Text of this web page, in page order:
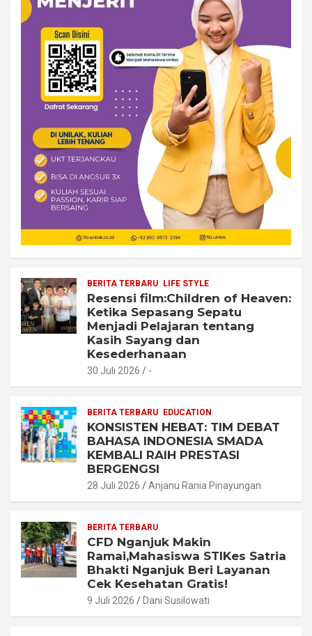
BERITA TERBARU LIFE STYLE
Resensi film:Children of Heaven:
Ketika Sepasang Sepatu
Menjadi Pelajaran tentang
Kasih Sayang dan
Kesederhanaan
30 Juli 2026 -
BERITA TERBARU EDUCATION
KONSISTEN HEBAT: TIM DEBAT
BAHASA INDONESIA SMADA
KEMBALI RAIH PRESTASI
BERGENGSI
28 Juli 2026 Anjanu Rania Pinayungan
BERITA TERBARU
CFD Nganjuk Makin
Ramai,Mahasiswa STIKes Satria
Bhakti Nganjuk Beri Layanan
Cek Kesehatan Gratis!
9 Juli 2026 Dani Susilowati